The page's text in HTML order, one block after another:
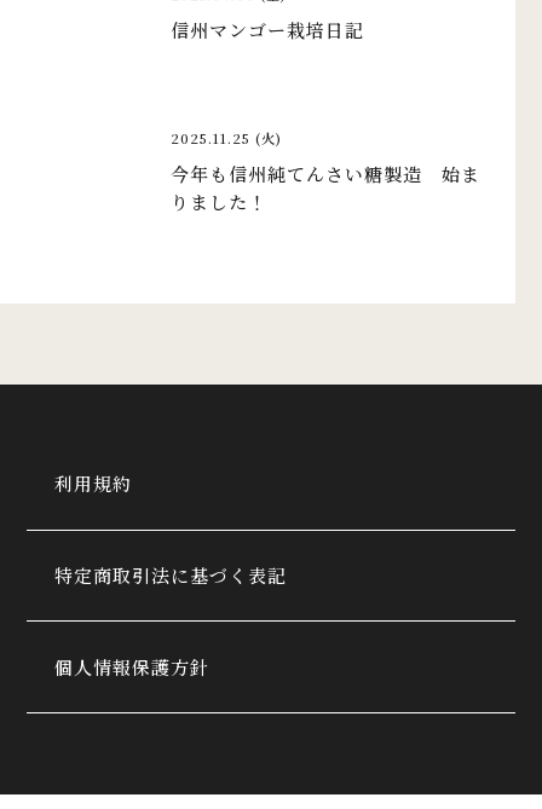
信州マンゴー栽培日記
2025.11.25 (火)
今年も信州純てんさい糖製造 始ま
りました！
利用規約
特定商取引法に基づく表記
個人情報保護方針